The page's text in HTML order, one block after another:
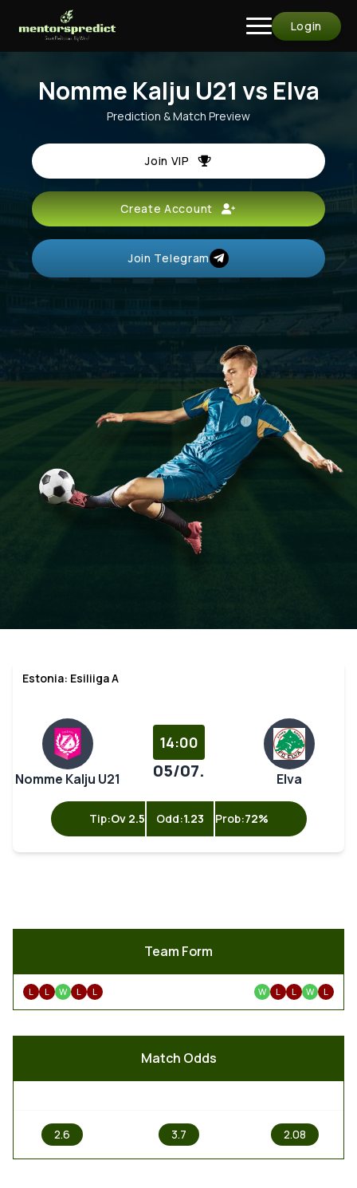
Login
Nomme Kalju U21 vs Elva
Prediction & Match Preview
Join VIP
Create Account
Join Telegram
Estonia: Esiliiga A
Nomme Kalju U21
14:00
05/07. Elva
Tip:Ov 2.5 Odd:1.23 Prob:72%
Team Form
L L W L L W L L W L
Match Odds
2.6 3.7 2.08